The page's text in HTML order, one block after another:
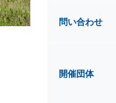
問い合わせ
開催団体